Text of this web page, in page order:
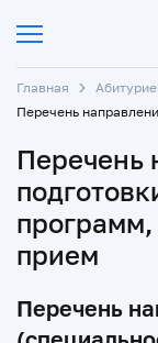
Главная
Перечень
прием
Перечень